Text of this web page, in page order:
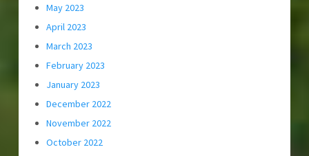
May 2023
April 2023
March 2023
February 2023
January 2023
December 2022
November 2022
October 2022